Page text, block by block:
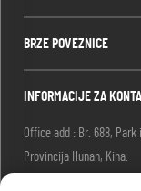
BRZE POVEZNICE
INFORMACIJE ZA
Office add : Br. 688,
Provincija Hunan, Kina.